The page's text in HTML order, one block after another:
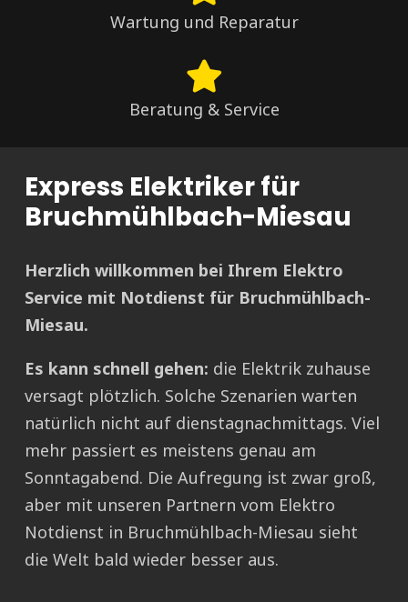
Wartung und Reparatur
Beratung & Service
Express Elektriker für
Bruchmühlbach-Miesau
Herzlich willkommen bei Ihrem Elektro
Service mit Notdienst für Bruchmühlbach-
Miesau.
Es kann schnell gehen: die Elektrik zuhause
versagt plötzlich. Solche Szenarien warten
natürlich nicht auf dienstagnachmittags. Viel
mehr passiert es meistens genau am
Sonntagabend. Die Aufregung ist zwar groß,
aber mit unseren Partnern vom Elektro
Notdienst in Bruchmühlbach-Miesau sieht
die Welt bald wieder besser aus.